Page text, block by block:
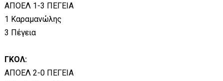
ΑΠΟΕΛ 1-3 ΠΕΓΕΙΑ
1 Καραμανώλης
3 Πέγεια
ΓΚΟΛ:
ΑΠΟΕΛ 2-0 ΠΕΓΕΙΑ